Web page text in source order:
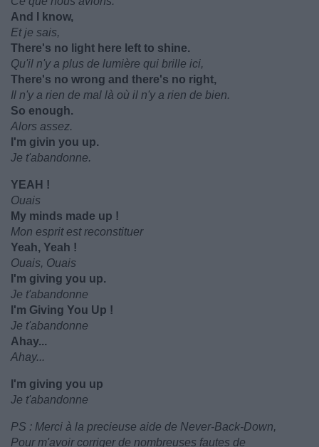
And I know,
Et je sais,
There's no light here left to shine.
Qu'il n'y a plus de lumière qui brille ici,
There's no wrong and there's no right,
Il n'y a rien de mal là où il n'y a rien de bien.
So enough.
Alors assez.
I'm givin you up.
Je t'abandonne.
YEAH !
Ouais
My minds made up !
Mon esprit est reconstituer
Yeah, Yeah !
Ouais, Ouais
I'm giving you up.
Je t'abandonne
I'm Giving You Up !
Je t'abandonne
Ahay...
Ahay...
I'm giving you up
Je t'abandonne
PS : Merci à la precieuse aide de Never-Back-Down,
Pour m'avoir corriger de nombreuses fautes de